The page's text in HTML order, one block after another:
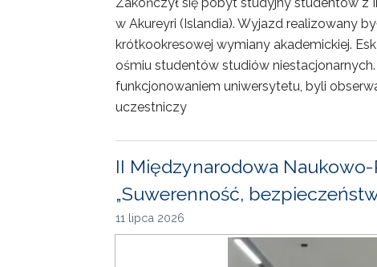
w Akureyri (Islandia). Wyjazd realizowany
krótkookresowej wymiany akademickiej.
ośmiu studentów studiów
funkcjonowaniem uniwersytetu, byli
uczestniczy
II Międzynarodowa
„Suwerenność,
11 lipca 2026